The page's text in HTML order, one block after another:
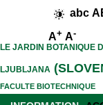
abc
A+ A-
LE JARDIN BOTANIQUE
LJUBLJANA
FACULTE BIOTECHNIQUE